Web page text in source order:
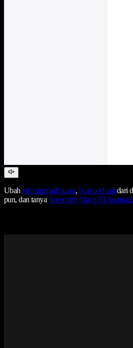
Ubahteks menjadi suara,buat podcastdari
pun, dan tanya Speechify Voice AI Assistant